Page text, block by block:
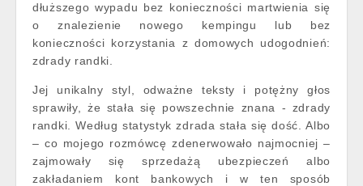
dłuższego wypadu bez konieczności martwienia się
o znalezienie nowego kempingu lub bez
konieczności korzystania z domowych udogodnień:
zdrady randki.
Jej unikalny styl, odważne teksty i potężny głos
sprawiły, że stała się powszechnie znana - zdrady
randki. Według statystyk zdrada stała się dość. Albo
– co mojego rozmówcę zdenerwowało najmocniej –
zajmowały się sprzedażą ubezpieczeń albo
zakładaniem kont bankowych i w ten sposób